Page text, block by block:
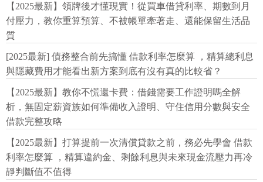
【2025最新】領牌後才懂現實！從買車借貸利率、期數到月
付壓力，教你重算預算、不被帳單牽著走、還能保留生活品
質
[2025最新] 債務整合前先搞懂 借款利率怎麼算 ，精算總利息
與隱藏費用才能看出新方案到底有沒有真的比較省？
【2025最新】教你不慌還卡費：借錢需要工作證明嗎全解
析，無固定薪資族如何準備收入證明、守住信用分數與安全
借款完整攻略
【2025最新】打算提前一次清償貸款之前，務必先學會 借款
利率怎麼算 ，精算違約金、剩餘利息與未來現金流壓力再冷
靜判斷值不值得